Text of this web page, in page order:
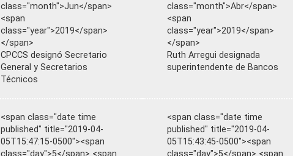
class="month">Jun</span>
<span
class="year">2019</span>
</span>
CPCCS designó Secretario
General y Secretarios
Técnicos
class="month">Abr</span>
<span
class="year">2019</span>
</span>
Ruth Arregui designada
superintendente de Bancos
<span class="date time
published" title="2019-04-
05T15:47:15-0500"><span
class="day">5</span> <span
<span class="date time
published" title="2019-04-
05T15:43:45-0500"><span
class="day">5</span> <span